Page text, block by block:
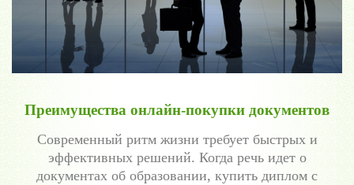
Преимущества онлайн-покупки документов
Современный ритм жизни требует быстрых и
эффективных решений. Когда речь идет о
документах об образовании, купить диплом с